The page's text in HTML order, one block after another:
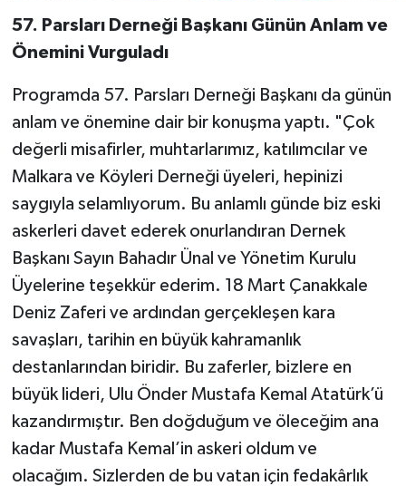
57. Parsları Derneği Başkanı Günün Anlam ve
Önemini Vurguladı
Programda 57. Parsları Derneği Başkanı da günün
anlam ve önemine dair bir konuşma yaptı. "Çok
değerli misafirler, muhtarlarımız, katılımcılar ve
Malkara ve Köyleri Derneği üyeleri, hepinizi
saygıyla selamlıyorum. Bu anlamlı günde biz eski
askerleri davet ederek onurlandıran Dernek
Başkanı Sayın Bahadır Ünal ve Yönetim Kurulu
Üyelerine teşekkür ederim. 18 Mart Çanakkale
Deniz Zaferi ve ardından gerçekleşen kara
savaşları, tarihin en büyük kahramanlık
destanlarından biridir. Bu zaferler, bizlere en
büyük lideri, Ulu Önder Mustafa Kemal Atatürk’ü
kazandırmıştır. Ben doğduğum ve öleceğim ana
kadar Mustafa Kemal’in askeri oldum ve
olacağım. Sizlerden de bu vatan için fedakârlık